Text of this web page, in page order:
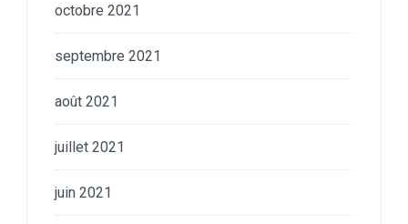
octobre 2021
septembre 2021
août 2021
juillet 2021
juin 2021